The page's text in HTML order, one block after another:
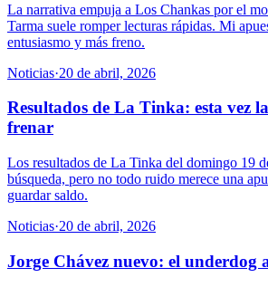
La narrativa empuja a Los Chankas por el
Tarma suele romper lecturas rápidas. Mi
entusiasmo y más freno.
Noticias·20 de abril, 2026
Resultados de La Tinka: esta vez
frenar
Los resultados de La Tinka del domingo 19
búsqueda, pero no todo ruido merece una
guardar saldo.
Noticias·20 de abril, 2026
Jorge Chávez nuevo: el underdog